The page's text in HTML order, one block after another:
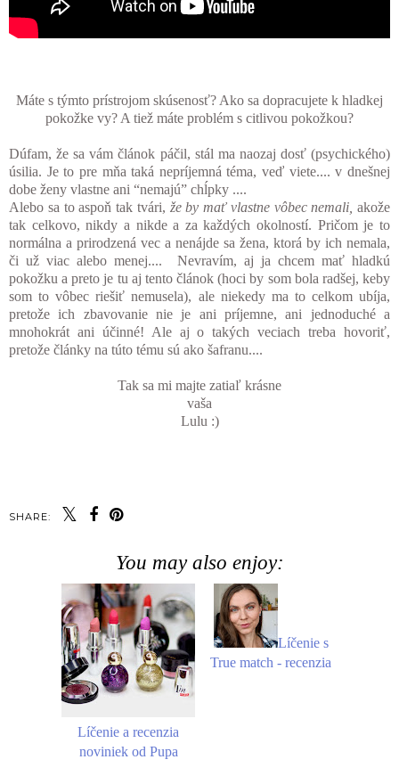
Máte s týmto prístrojom skúsenosť? Ako sa dopracujete k hladkej
pokožke vy? A tiež máte problém s citlivou pokožkou?
Dúfam, že sa vám článok páčil, stál ma naozaj dosť (psychického)
úsilia. Je to pre mňa taká nepríjemná téma, veď viete.... v dnešnej
dobe ženy vlastne ani “nemajú” chĺpky ....
Alebo sa to aspoň tak tvári, že by mať vlastne vôbec nemali, akože
tak celkovo, nikdy a nikde a za každých okolností. Pričom je to
normálna a prirodzená vec a nenájde sa žena, ktorá by ich nemala,
či už viac alebo menej.... Nevravím, aj ja chcem mať hladkú
pokožku a preto je tu aj tento článok (hoci by som bola radšej, keby
som to vôbec riešiť nemusela), ale niekedy ma to celkom ubíja,
pretože ich zbavovanie nie je ani príjemne, ani jednoduché a
mnohokrát ani účinné! Ale aj o takých veciach treba hovoriť,
pretože články na túto tému sú ako šafranu....
Tak sa mi majte zatiaľ krásne
vaša
Lulu :)
SHARE:
You may also enjoy:
Líčenie a recenzia
noviniek od Pupa
Líčenie s
True match - recenzia